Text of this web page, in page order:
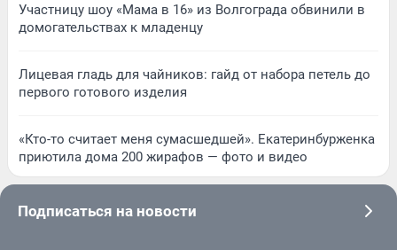
Участницу шоу «Мама в 16» из Волгограда обвинили в
домогательствах к младенцу
Лицевая гладь для чайников: гайд от набора петель до
первого готового изделия
«Кто-то считает меня сумасшедшей». Екатеринбурженка
приютила дома 200 жирафов — фото и видео
Подписаться на новости